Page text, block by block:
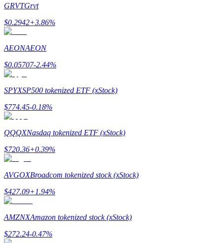
الاستثمار التلقائي
احصل على أرباح طويلة الأجل وفوائد مرنة
GRVTGrvt
$0.2942+3.86%
AEONAEON
$0.05707-2.44%
SPYXSP500 tokenized ETF (xStock)
$774.45-0.18%
QQQXNasdaq tokenized ETF (xStock)
$720.36+0.39%
AVGOXBroadcom tokenized stock (xStock)
$427.09+1.94%
AMZNXAmazon tokenized stock (xStock)
$272.24-0.47%